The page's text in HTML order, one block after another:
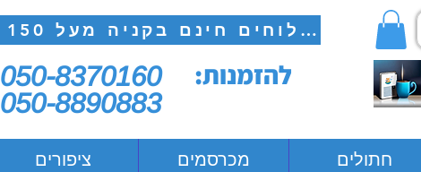
משלוחים חינם בקניה מעל 150 ש"ח
050-8370160
050-8890883
להזמנות:
ציפורים מכרסמים חתולים